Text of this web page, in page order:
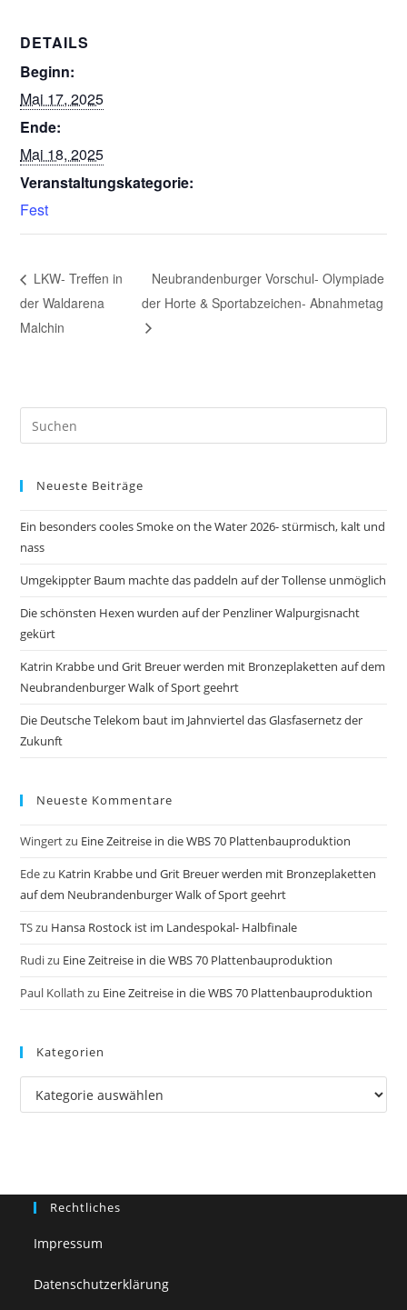
DETAILS
Beginn:
Mai 17, 2025
Ende:
Mai 18, 2025
Veranstaltungskategorie:
Fest
LKW- Treffen in
der Waldarena
Malchin
Neubrandenburger Vorschul- Olympiade
der Horte & Sportabzeichen- Abnahmetag
Neueste Beiträge
Ein besonders cooles Smoke on the Water 2026- stürmisch, kalt und
nass
Umgekippter Baum machte das paddeln auf der Tollense unmöglich
Die schönsten Hexen wurden auf der Penzliner Walpurgisnacht
gekürt
Katrin Krabbe und Grit Breuer werden mit Bronzeplaketten auf dem
Neubrandenburger Walk of Sport geehrt
Die Deutsche Telekom baut im Jahnviertel das Glasfasernetz der
Zukunft
Neueste Kommentare
Wingertzu Eine Zeitreise in die WBS 70 Plattenbauproduktion
Edezu Katrin Krabbe und Grit Breuer werden mit Bronzeplaketten
auf dem Neubrandenburger Walk of Sport geehrt
TSzu Hansa Rostock ist im Landespokal- Halbfinale
Rudizu Eine Zeitreise in die WBS 70 Plattenbauproduktion
Paul Kollath zu Eine Zeitreise in die WBS 70 Plattenbauproduktion
Kategorien
Kategorien
Rechtliches
Impressum
Datenschutzerklärung